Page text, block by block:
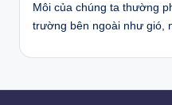
Môi của chúng ta thường
trường bên ngoài như gió,